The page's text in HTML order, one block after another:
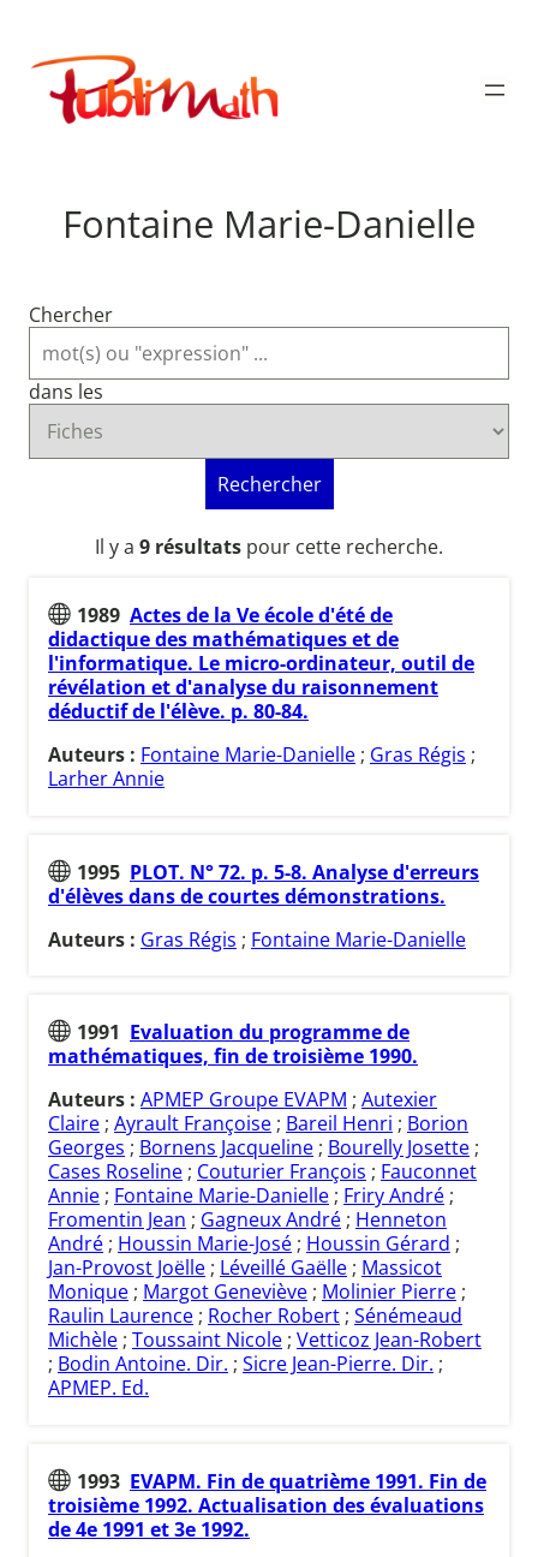
contenu
Publimath
Fontaine Marie-Danielle
Chercher
dans les
Rechercher
Il y a 9 résultats pour cette recherche.
1989 Actes de la Ve école d'été de
didactique des mathématiques et de
l'informatique. Le micro-ordinateur, outil de
révélation et d'analyse du raisonnement
déductif de l'élève. p. 80-84.
Auteurs : Fontaine Marie-Danielle ; Gras Régis ;
Larher Annie
1995 PLOT. N° 72. p. 5-8. Analyse d'erreurs
d'élèves dans de courtes démonstrations.
Auteurs : Gras Régis ; Fontaine Marie-Danielle
1991 Evaluation du programme de
mathématiques, fin de troisième 1990.
Auteurs : APMEP Groupe EVAPM ; Autexier
Claire ; Ayrault Françoise ; Bareil Henri ; Borion
Georges ; Bornens Jacqueline ; Bourelly Josette ;
Cases Roseline ; Couturier François ; Fauconnet
Annie ; Fontaine Marie-Danielle ; Friry André ;
Fromentin Jean ; Gagneux André ; Henneton
André ; Houssin Marie-José ; Houssin Gérard ;
Jan-Provost Joëlle ; Léveillé Gaëlle ; Massicot
Monique ; Margot Geneviève ; Molinier Pierre ;
Raulin Laurence ; Rocher Robert ; Sénémeaud
Michèle ; Toussaint Nicole ; Vetticoz Jean-Robert
; Bodin Antoine. Dir. ; Sicre Jean-Pierre. Dir. ;
APMEP. Ed.
1993 EVAPM. Fin de quatrième 1991. Fin de
troisième 1992. Actualisation des évaluations
de 4e 1991 et 3e 1992.